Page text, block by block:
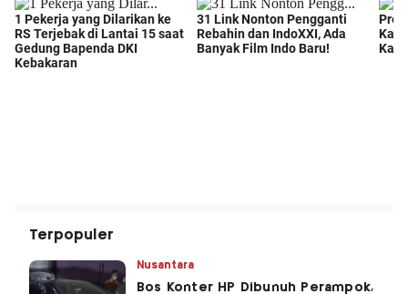
Terpopuler
Nusantara
Bos Konter HP Dibunuh Perampok,